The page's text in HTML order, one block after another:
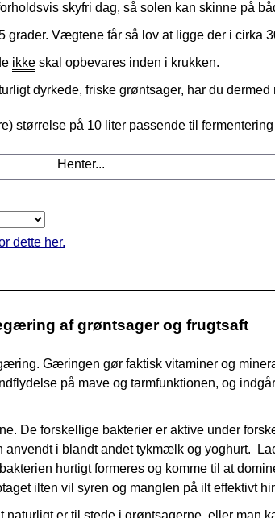
skyfri dag, så solen kan skinne på
Vægtene får så lov at ligge der i cirka
ikke skal opbevares inden i krukken.
dyrkede, friske grøntsager, har du
størrelse på 10 liter passende til
Henter...
dette her.
af grøntsager og frugtsaft
Gæringen gør faktisk vitaminer og
på mave og tarmfunktionen, og
De forskellige bakterier er aktive under
anvendt i blandt andet tykmælk og yoghurt.
hurtigt formeres og komme til at
ilten vil syren og manglen på ilt effektivt